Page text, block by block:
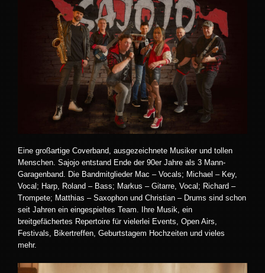
Eine großartige Coverband, ausgezeichnete Musiker und tollen
Menschen. Sajojo entstand Ende der 90er Jahre als 3 Mann-
Garagenband. Die Bandmitglieder Mac – Vocals; Michael – Key,
Vocal; Harp, Roland – Bass; Markus – Gitarre, Vocal; Richard –
Trompete; Matthias – Saxophon und Christian – Drums sind schon
seit Jahren ein eingespieltes Team. Ihre Musik, ein
breitgefächertes Repertoire für vielerlei Events, Open Airs,
Festivals, Bikertreffen, Geburtstagem Hochzeiten und vieles
mehr.